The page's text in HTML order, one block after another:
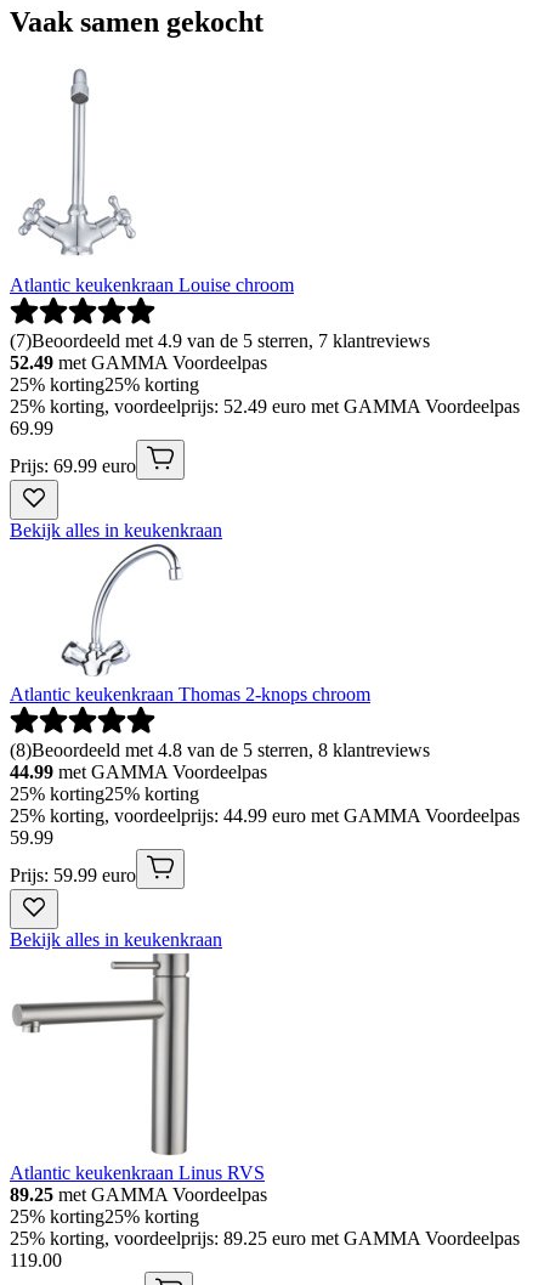
Vaak samen gekocht
Atlantic keukenkraan Louise chroom
(7)Beoordeeld met 4.9 van de 5 sterren, 7 klantreviews
52.49 met GAMMA Voordeelpas
25% korting25% korting
25% korting, voordeelprijs: 52.49 euro met GAMMA Voordeelpas
69.99
Prijs: 69.99 euro
Bekijk alles in keukenkraan
Atlantic keukenkraan Thomas 2-knops chroom
(8)Beoordeeld met 4.8 van de 5 sterren, 8 klantreviews
44.99 met GAMMA Voordeelpas
25% korting25% korting
25% korting, voordeelprijs: 44.99 euro met GAMMA Voordeelpas
59.99
Prijs: 59.99 euro
Bekijk alles in keukenkraan
Atlantic keukenkraan Linus RVS
89.25 met GAMMA Voordeelpas
25% korting25% korting
25% korting, voordeelprijs: 89.25 euro met GAMMA Voordeelpas
119.00